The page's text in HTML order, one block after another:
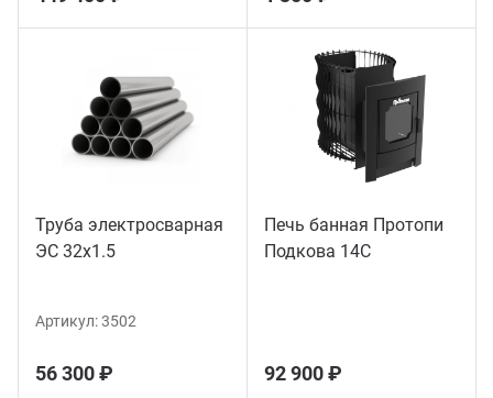
Труба электросварная
ЭС 32x1.5
Артикул:3502
56 300 ₽
Печь банная Протопи
Подкова 14С
92 900 ₽